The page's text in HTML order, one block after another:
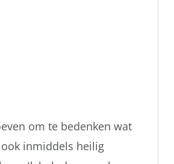
om te bedenken wat
inmiddels heilig